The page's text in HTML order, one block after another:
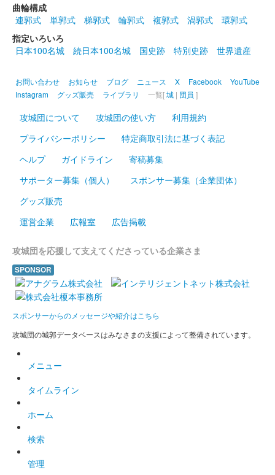
曲輪構成
連郭式
単郭式 梯郭式 輪郭式 複郭式 渦郭式
環郭式
指定いろいろ
日本100名城
続日本100名城 国史跡 特別史跡 世界遺産
お問い合わせ お知らせ ブログ ニュース X Facebook
YouTube
Instagram
グッズ販売 ライブラリ 一覧[城 | 団員 ]
攻城団について 攻城団の使い方
利用規約
プライバシーポリシー
特定商取引法に基づく表記
ヘルプ
ガイドライン
寄稿募集
サポーター募集（個人）
スポンサー募集（企業団体）
グッズ販売
運営企業
広報室 広告掲載
攻城団を応援して支えてくださっている企業さま
SPONSOR
スポンサーからのメッセージや紹介はこちら
攻城団の城郭データベースはみなさまの支援によって整備されています。
メニュー
タイムライン
ホーム
検索
管理